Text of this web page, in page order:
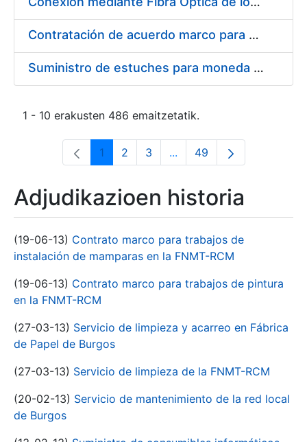
Contratación de acuerdo marco para el Suministro de Material de Electricidad para la Fábrica Nacional de Moneda y Timbre-Real Casa de la Moneda en su centro de trabajo de Burgos
Suministro de estuches para moneda de 30 €
1 - 10 erakusten 486 emaitzetatik.
Orrialdea
1 Orrialdea
2 Orrialdea
3 ...Intermediate Pages Use
Orrialdea
49
Adjudikazioen historia
(19-06-13) Contrato marco para trabajos de
instalación de mamparas en la FNMT-RCM
(19-06-13) Contrato marco para trabajos de pintura
en la FNMT-RCM
(27-03-13) Servicio de limpieza y acarreo en Fábrica
de Papel de Burgos
(27-03-13) Servicio de limpieza de la FNMT-RCM
(20-02-13) Servicio de mantenimiento de la red local
de Burgos